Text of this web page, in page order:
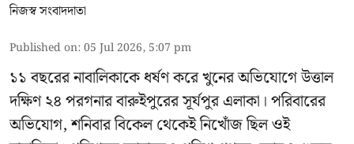
নিজস্ব সংবাদদাতা
Published on:05 Jul 2026, 5:07 pm
১১ বছরের নাবালিকাকে ধর্ষণ করে খুনের অভিযোগে উত্তাল
দক্ষিণ ২৪ পরগনার বারুইপুরের সূর্যপুর এলাকা। পরিবারের
অভিযোগ, শনিবার বিকেল থেকেই নিখোঁজ ছিল ওই